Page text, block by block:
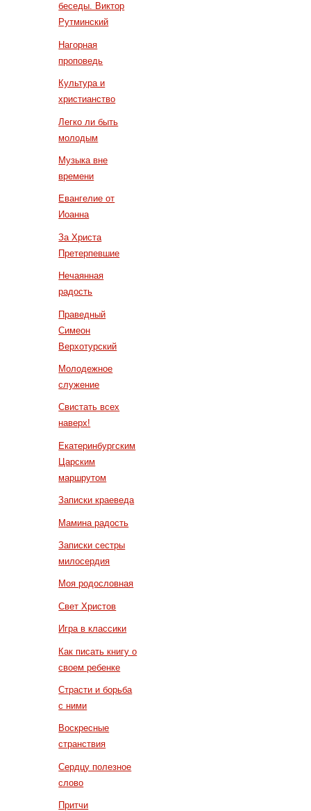
беседы. Виктор
Рутминский
Нагорная
проповедь
Культура и
христианство
Легко ли быть
молодым
Музыка вне
времени
Евангелие от
Иоанна
За Христа
Претерпевшие
Нечаянная
радость
Праведный
Симеон
Верхотурский
Молодежное
служение
Свистать всех
наверх!
Екатеринбургским
Царским
маршрутом
Записки краеведа
Мамина радость
Записки сестры
милосердия
Моя родословная
Свет Христов
Игра в классики
Как писать книгу о
своем ребенке
Страсти и борьба
с ними
Воскресные
странствия
Сердцу полезное
слово
Притчи